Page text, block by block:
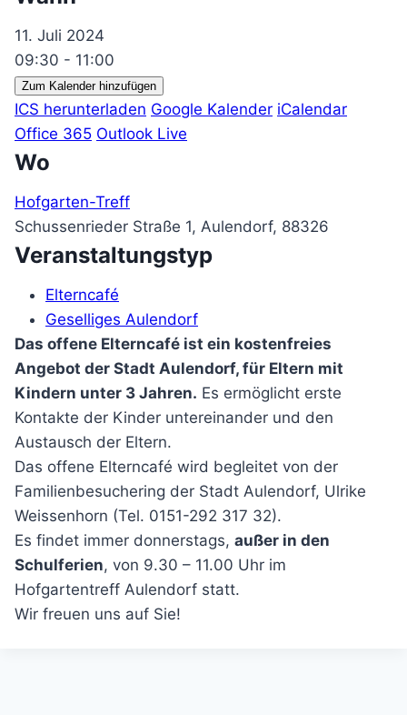
11. Juli 2024
09:30 - 11:00
Zum Kalender hinzufügen
ICS herunterladen Google Kalender iCalendar
Office 365 Outlook Live
Wo
Hofgarten-Treff
Schussenrieder Straße 1, Aulendorf, 88326
Veranstaltungstyp
Elterncafé
Geselliges Aulendorf
Das offene Elterncafé ist ein kostenfreies
Angebot der Stadt Aulendorf, für Eltern mit
Kindern unter 3 Jahren. Es ermöglicht erste
Kontakte der Kinder untereinander und den
Austausch der Eltern.
Das offene Elterncafé wird begleitet von der
Familienbesuchering der Stadt Aulendorf, Ulrike
Weissenhorn (Tel. 0151-292 317 32).
Es findet immer donnerstags, außer in den
Schulferien, von 9.30 – 11.00 Uhr im
Hofgartentreff Aulendorf statt.
Wir freuen uns auf Sie!